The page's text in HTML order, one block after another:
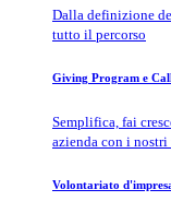
Dalla definizione
tutto il percorso
Giving Program e
Semplifica, fai
azienda con i
Volontariato